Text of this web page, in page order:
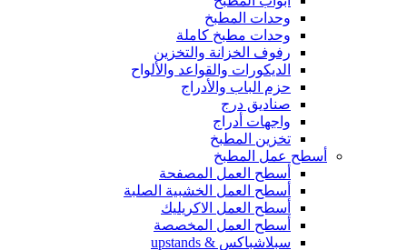
وحدات المطبخ
وحدات مطبخ كاملة
رفوف الخزانة والتخزين
الديكورات والقواعد والألواح
حزم الباب والأدراج
صناديق درج
واجهات أدراج
تخزين المطبخ
أسطح عمل المطبخ
أسطح العمل المصفحة
أسطح العمل الخشبية الصلبة
أسطح العمل الاكريليك
أسطح العمل المخصصة
سبلاشباكس & upstands